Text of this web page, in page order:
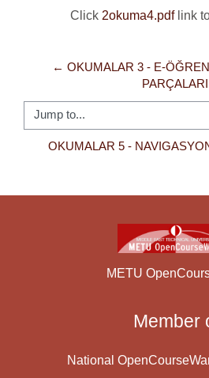
Click 2okuma4.pdflink
← OKUMALAR 3 - E-
PARÇALARI
Jump to...
OKUMALAR 5 -
METU
Member
National